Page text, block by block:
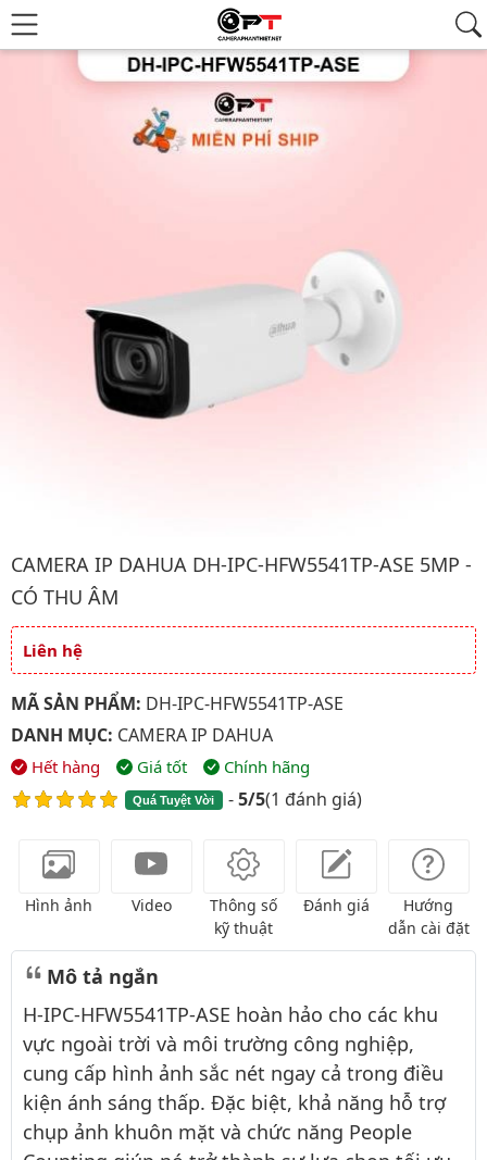
CAMERA IP DAHUA DH-IPC-HFW5541TP-ASE 5MP -
CÓ THU ÂM
Giá và khuyến mãi
Liên hệ
MÃ SẢN PHẨM: DH-IPC-HFW5541TP-ASE
DANH MỤC: CAMERA IP DAHUA
Hết hàng Giá tốt Chính hãng
Quá Tuyệt Vời -5/5(1 đánh giá)
Hình ảnh Video
Thông số
kỹ thuật
Đánh giá
Hướng
dẫn cài đặt
Mô tả ngắn
H-IPC-HFW5541TP-ASE hoàn hảo cho các khu
vực ngoài trời và môi trường công nghiệp,
cung cấp hình ảnh sắc nét ngay cả trong điều
kiện ánh sáng thấp. Đặc biệt, khả năng hỗ trợ
chụp ảnh khuôn mặt và chức năng People